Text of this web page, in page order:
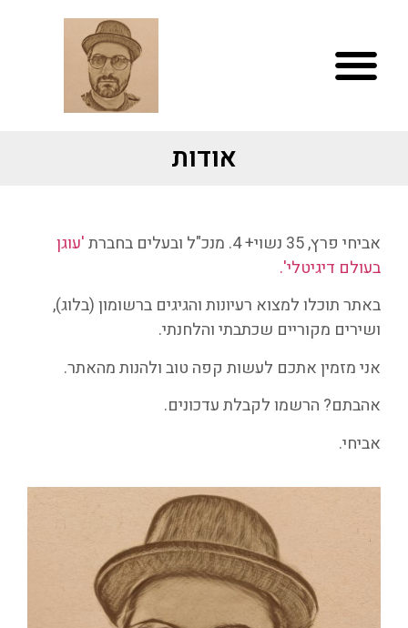
אודות
אביחי פרץ, 35 נשוי+ 4. מנכ"ל ובעלים בחברת
'עוגן
בעולם דיגיטלי'.
באתר תוכלו למצוא רעיונות והגיגים ברשומון (בלוג),
ושירים מקוריים שכתבתי והלחנתי.
אני מזמין אתכם לעשות קפה טוב ולהנות מהאתר.
אהבתם? הרשמו לקבלת עדכונים.
אביחי.